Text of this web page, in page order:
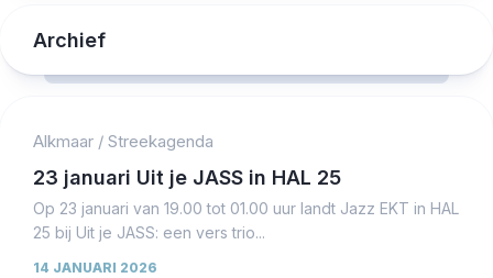
Archief
Alkmaar / Streekagenda
23 januari Uit je JASS in HAL 25
Op 23 januari van 19.00 tot 01.00 uur landt Jazz EKT in HAL
25 bij Uit je JASS: een vers trio...
14 JANUARI 2026